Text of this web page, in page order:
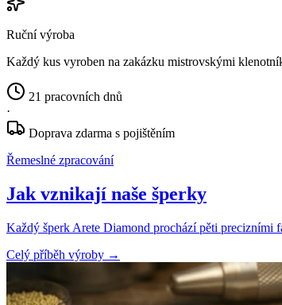
Ruční výroba
Každý kus vyroben na zakázku mistrovskými
21 pracovních dnů
·
Doprava zdarma s pojištěním
Řemeslné zpracování
Jak vznikají naše šperky
Každý šperk Arete Diamond prochází pěti
Celý příběh výroby →